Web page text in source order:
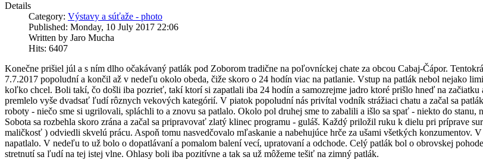
Details
Category: Výstavy a súťaže - photo
Published: Monday, 10 July 2017 22:06
Written by Jaro Mucha
Hits: 6407
Konečne prišiel júl a s ním dlho očakávaný patlák pod Zoborom tradične na poľovníckej chate za obcou Cabaj-Čápor.
7.7.2017 popoludní a končil až v nedeľu okolo obeda, čiže skoro o 24 hodín viac na patlanie. Vstup na patlák nebol nejako
koľko chcel. Boli takí, čo došli iba pozrieť, takí ktorí si zapatlali iba 24 hodín a samozrejme jadro ktoré prišlo hneď na
premlelo vyše dvadsať ľudí rôznych vekových kategórií. V piatok popoludní nás privítal vodník strážiaci chatu a začal sa
roboty - niečo sme si ugrilovali, spláchli to a znovu sa patlalo. Okolo pol druhej sme to zabalili a išlo sa spať - niekto do stanu,
Sobota sa rozbehla skoro zrána a začal sa pripravovať zlatý klinec programu - guláš. Každý priložil ruku k dielu pri príprave
maličkosť ) odviedli skvelú prácu. Aspoň tomu nasvedčovalo mľaskanie a nabehujúce hrče za ušami všetkých konzumentov.
napatlalo. V nedeľu to už bolo o dopatlávaní a pomalom balení vecí, upratovaní a odchode. Celý patlák bol o obrovskej
stretnutí sa ľudí na tej istej vlne. Ohlasy boli iba pozitívne a tak sa už môžeme tešiť na zimný patlák.